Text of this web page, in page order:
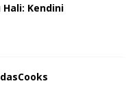
Hali: Kendini